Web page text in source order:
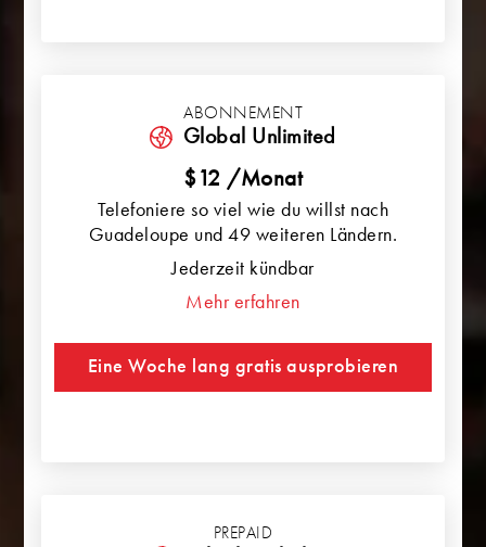
ABONNEMENT
Global Unlimited
$12 /Monat
Telefoniere so viel wie du willst nach
Guadeloupe und 49 weiteren Ländern.
Jederzeit kündbar
Mehr erfahren
Eine Woche lang gratis ausprobieren
PREPAID